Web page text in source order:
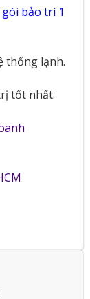
bảo trì 1
thống lạnh.
tốt nhất.